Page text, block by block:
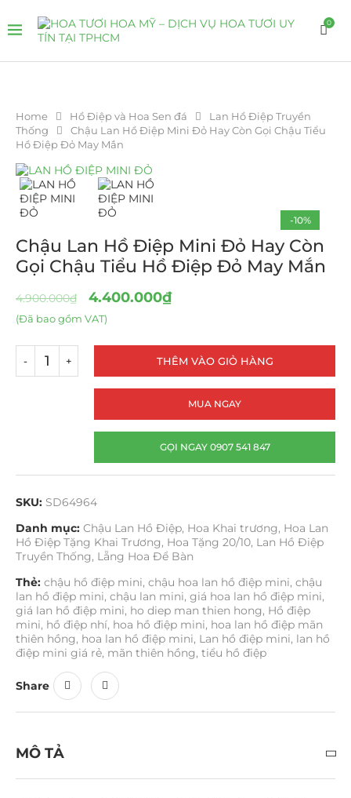
0
Home Hồ Điệp và Hoa Sen đá
Lan Hồ Điệp Truyền
Thống
Chậu Lan Hồ Điệp Mini Đỏ Hay Còn Gọi Chậu Tiểu
Hồ Điệp Đỏ May Mắn
-10%
Chậu Lan Hồ Điệp Mini Đỏ Hay Còn
Gọi Chậu Tiểu Hồ Điệp Đỏ May Mắn
4.900.000₫ 4.400.000₫
(Đã bao gồm VAT)
THÊM VÀO GIỎ HÀNG
MUA NGAY
GỌI NGAY 0907 541 847
SKU: SD64964
Danh mục: Chậu Lan Hồ Điệp, Hoa Khai trương, Hoa Lan
Hồ Điệp Tặng Khai Trương, Hoa Tặng 20/10, Lan Hồ Điệp
Truyền Thống, Lẵng Hoa Để Bàn
Thẻ: chậu hồ điệp mini, chậu hoa lan hồ điệp mini, chậu
lan hồ điệp mini, chậu lan mini, giá hoa lan hồ điệp mini,
giá lan hồ điệp mini, ho diep man thien hong, Hồ điệp
mini, hồ điệp nhí, hoa hồ điệp mini, hoa lan hồ điệp mãn
thiên hồng, hoa lan hồ điệp mini, Lan hồ điệp mini, lan hồ
điệp mini giá rẻ, mãn thiên hồng, tiểu hồ điệp
Share
MÔ TẢ